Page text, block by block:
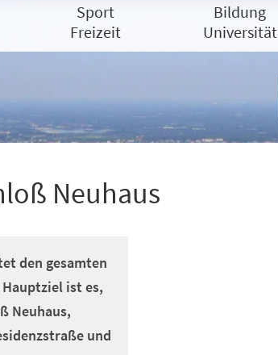
Sport
Freizeit
Bildung
Universität
Neuhaus
den gesamten
ist es,
Neuhaus,
und